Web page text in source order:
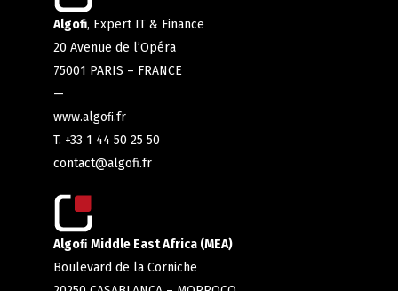
Algofi, Expert IT & Finance
20 Avenue de l’Opéra
75001 PARIS – FRANCE
—
www.algoﬁ.fr
T. +33 1 44 50 25 50
contact@algofi.fr
Algoﬁ Middle East Africa (MEA)
Boulevard de la Corniche